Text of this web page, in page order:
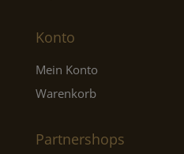
Konto
Mein Konto
Warenkorb
Partnershops